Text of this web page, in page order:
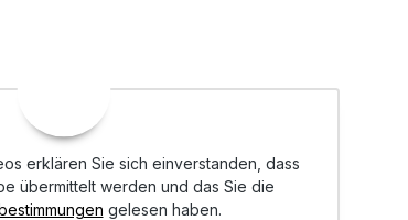
erklären Sie sich einverstanden, dass
übermittelt werden und das Sie die
gelesen haben.